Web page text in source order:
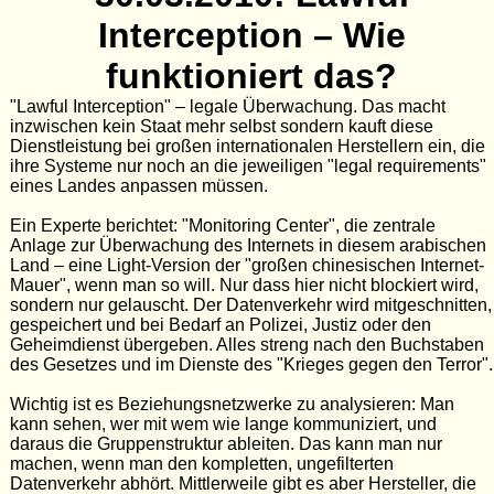
Interception – Wie
funktioniert das?
"Lawful Interception" – legale Überwachung. Das macht
inzwischen kein Staat mehr selbst sondern kauft diese
Dienstleistung bei großen internationalen Herstellern ein, die
ihre Systeme nur noch an die jeweiligen "legal requirements"
eines Landes anpassen müssen.
Ein Experte berichtet: "Monitoring Center", die zentrale
Anlage zur Überwachung des Internets in diesem arabischen
Land – eine Light-Version der "großen chinesischen Internet-
Mauer", wenn man so will. Nur dass hier nicht blockiert wird,
sondern nur gelauscht. Der Datenverkehr wird mitgeschnitten,
gespeichert und bei Bedarf an Polizei, Justiz oder den
Geheimdienst übergeben. Alles streng nach den Buchstaben
des Gesetzes und im Dienste des "Krieges gegen den Terror".
Wichtig ist es Beziehungsnetzwerke zu analysieren: Man
kann sehen, wer mit wem wie lange kommuniziert, und
daraus die Gruppenstruktur ableiten. Das kann man nur
machen, wenn man den kompletten, ungefilterten
Datenverkehr abhört. Mittlerweile gibt es aber Hersteller, die